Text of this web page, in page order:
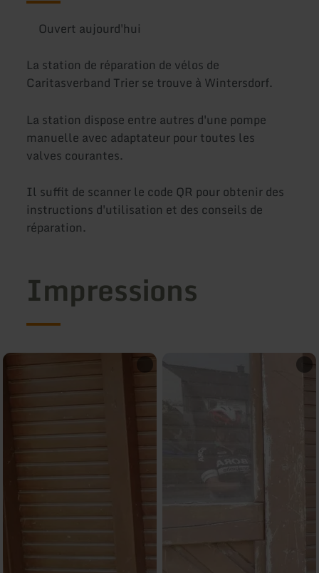
Ouvert aujourd'hui
La station de réparation de vélos de
Caritasverband Trier se trouve à Wintersdorf.
La station dispose entre autres d'une pompe
manuelle avec adaptateur pour toutes les
valves courantes.
Il suffit de scanner le code QR pour obtenir des
instructions d'utilisation et des conseils de
réparation.
Impressions